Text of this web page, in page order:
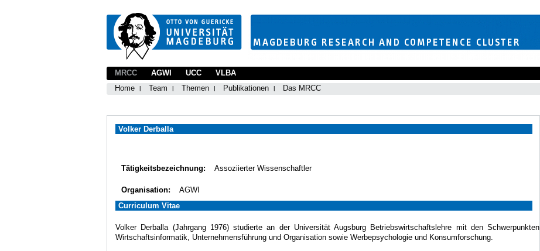
MRCC
Home
Team Themen Publikationen Das MRCC
AGWI UCC VLBA
Volker Derballa
Tätigkeitsbezeichnung: Assoziierter Wissenschaftler
Organisation:
AGWI
Curriculum Vitae
Volker Derballa (Jahrgang 1976) studierte an der Universität Augsburg Betriebswirtschaftslehre mit den Schwerpunkten
Wirtschaftsinformatik, Unternehmensführung und Organisation sowie Werbepsychologie und Konsumforschung.